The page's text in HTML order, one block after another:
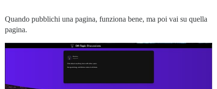
Quando pubblichi una pagina, funziona bene, ma poi vai su quella
pagina.